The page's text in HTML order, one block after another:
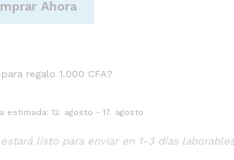
Ahora
regalo 1.000 CFA?
estimada: 12. agosto - 17. agosto
listo para enviar en 1-3 días